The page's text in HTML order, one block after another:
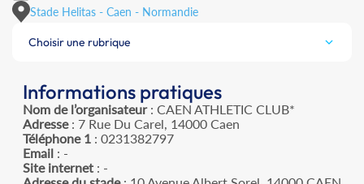
Stade Helitas - Caen - Normandie
Choisir une rubrique
Informations pratiques
Nom de l’organisateur: CAEN ATHLETIC CLUB*
Adresse: 7 Rue Du Carel, 14000 Caen
Téléphone 1 : 0231382797
Email : -
Site internet : -